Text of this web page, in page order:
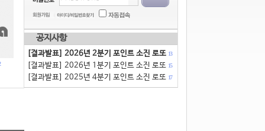
공지사항
[결과발표] 2026년 2분기 포인트 소진 로또 13
[결과발표] 2026년 1분기 포인트 소진 로또 15
[결과발표] 2025년 4분기 포인트 소진 로또 17